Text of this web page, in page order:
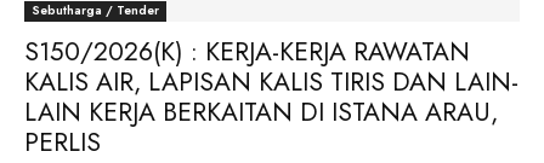
Sebutharga / Tender
S150/2026(K) : KERJA-KERJA RAWATAN
KALIS AIR, LAPISAN KALIS TIRIS DAN LAIN-
LAIN KERJA BERKAITAN DI ISTANA ARAU,
PERLIS